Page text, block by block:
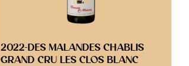
2022-DES MALANDES CHABLIS
GRAND CRU LES CLOS BLANC